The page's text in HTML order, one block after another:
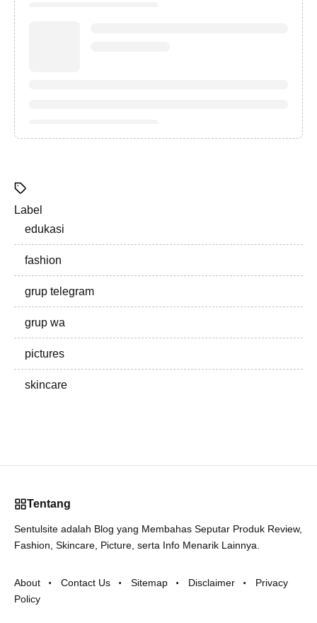
Label
edukasi
fashion
grup telegram
grup wa
pictures
skincare
Tentang
Sentulsite adalah Blog yang Membahas Seputar Produk Review,
Fashion, Skincare, Picture, serta Info Menarik Lainnya.
About Contact Us Sitemap Disclaimer
Privacy
Policy